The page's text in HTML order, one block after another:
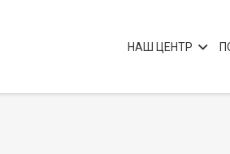
НАШ ЦЕНТР